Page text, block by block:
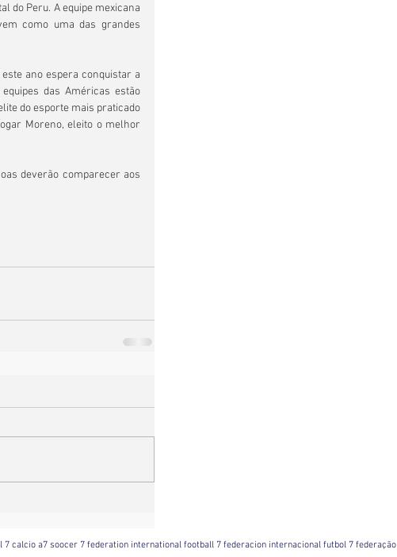
do Peru. A equipe mexicana
como uma das grandes
ano espera conquistar a
das Américas estão
do esporte mais praticado
Moreno, eleito o melhor
deverão comparecer aos
7 calcio a7 soocer 7 federation international football 7 federacion internacional futbol 7 federação